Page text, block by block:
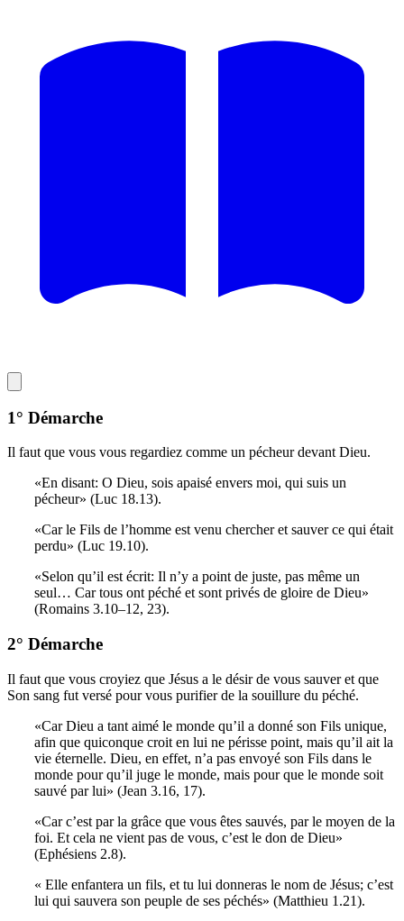
1° Démarche
Il faut que vous vous regardiez comme un pécheur devant Dieu.
«En disant: O Dieu, sois apaisé envers moi, qui suis un
pécheur» (Luc 18.13).
«Car le Fils de l’homme est venu chercher et sauver ce qui était
perdu» (Luc 19.10).
«Selon qu’il est écrit: Il n’y a point de juste, pas même un
seul… Car tous ont péché et sont privés de gloire de Dieu»
(Romains 3.10–12, 23).
2° Démarche
Il faut que vous croyiez que Jésus a le désir de vous sauver et que
Son sang fut versé pour vous purifier de la souillure du péché.
«Car Dieu a tant aimé le monde qu’il a donné son Fils unique,
afin que quiconque croit en lui ne périsse point, mais qu’il ait la
vie éternelle. Dieu, en effet, n’a pas envoyé son Fils dans le
monde pour qu’il juge le monde, mais pour que le monde soit
sauvé par lui» (Jean 3.16, 17).
«Car c’est par la grâce que vous êtes sauvés, par le moyen de la
foi. Et cela ne vient pas de vous, c’est le don de Dieu»
(Ephésiens 2.8).
« Elle enfantera un fils, et tu lui donneras le nom de Jésus; c’est
lui qui sauvera son peuple de ses péchés» (Matthieu 1.21).